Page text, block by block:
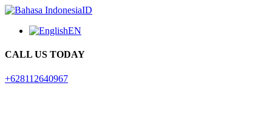
ID
EN
CALL US TODAY
+628112640967